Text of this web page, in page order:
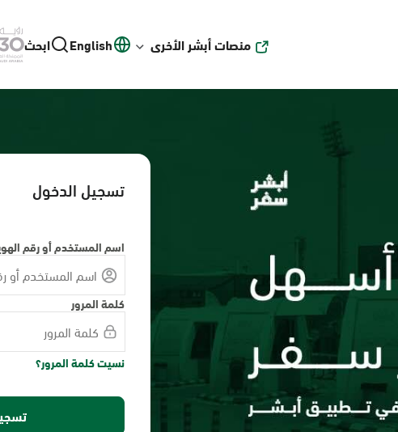
منصات أبشر الأخرى English ابحث
تسجيل الدخول
اسم المستخدم أو رقم
كلمة المرور
نسيت كلمة المرور؟